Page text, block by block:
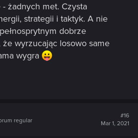
żadnych met. Czysta
strategii i taktyk. A nie
dobrze
że wyrzucając losowo same
wygra
regular
#16
Mar 1, 2021